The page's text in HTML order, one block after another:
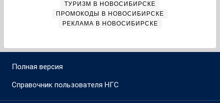
ТУРИЗМ В НОВОСИБИРСКЕ
ПРОМОКОДЫ В НОВОСИБИРСКЕ
РЕКЛАМА В НОВОСИБИРСКЕ
Полная версия
Справочник пользователя НГС